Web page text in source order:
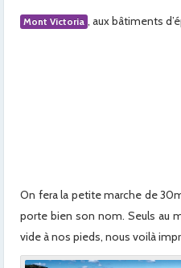
Mont Victoria , aux bâtiments
On fera la petite marche de
porte bien son nom. Seuls au
vide à nos pieds, nous voilà